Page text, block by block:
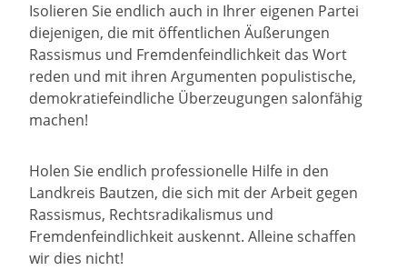
Isolieren Sie endlich auch in Ihrer eigenen Partei
diejenigen, die mit öffentlichen Äußerungen
Rassismus und Fremdenfeindlichkeit das Wort
reden und mit ihren Argumenten populistische,
demokratiefeindliche Überzeugungen salonfähig
machen!
Holen Sie endlich professionelle Hilfe in den
Landkreis Bautzen, die sich mit der Arbeit gegen
Rassismus, Rechtsradikalismus und
Fremdenfeindlichkeit auskennt. Alleine schaffen
wir dies nicht!